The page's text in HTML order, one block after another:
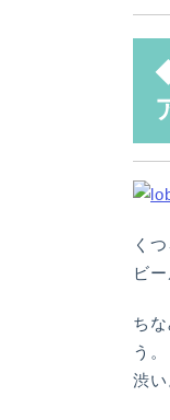
く
ビ
ち
う。
渋い